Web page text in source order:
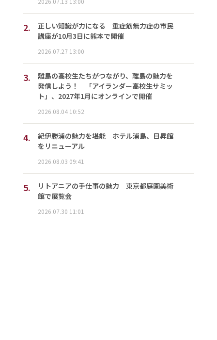
2.
正しい知識が力になる 重症筋無力症の市民
講座が10月3日に熊本で開催
2026.07.27 13:00
3.
離島の高校生たちがつながり、離島の魅力を
発信しよう！ 「アイランダー高校生サミッ
ト」、2027年1月にオンラインで開催
2026.08.04 10:52
4.
紀伊勝浦の魅力を堪能 ホテル浦島、日昇館
をリニューアル
2026.08.03 09:41
5.
リトアニアの手仕事の魅力 東京都庭園美術
館で展覧会
2026.07.30 11:01